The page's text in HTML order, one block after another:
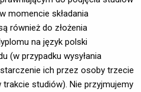
momencie składania
również do złożenia
na język polski
(w przypadku wysyłania
ich przez osoby trzecie
studiów). Nie przyjmujemy